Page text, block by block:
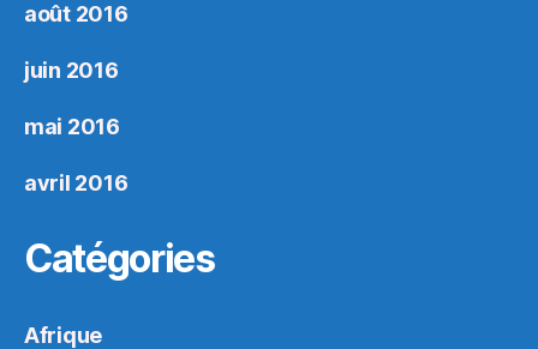
août 2016
juin 2016
mai 2016
avril 2016
Catégories
Afrique